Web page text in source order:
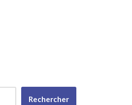
Rechercher